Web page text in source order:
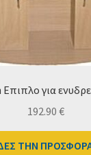
για
192.90 €
ΤΗΝ